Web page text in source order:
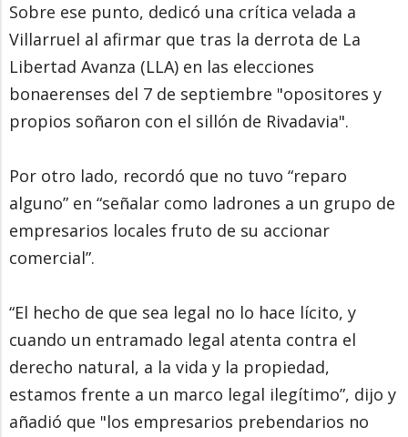
Sobre ese punto, dedicó una crítica velada a
Villarruel al afirmar que tras la derrota de La
Libertad Avanza (LLA) en las elecciones
bonaerenses del 7 de septiembre "opositores y
propios soñaron con el sillón de Rivadavia".
Por otro lado, recordó que no tuvo “reparo
alguno” en “señalar como ladrones a un grupo de
empresarios locales fruto de su accionar
comercial”.
“El hecho de que sea legal no lo hace lícito, y
cuando un entramado legal atenta contra el
derecho natural, a la vida y la propiedad,
estamos frente a un marco legal ilegítimo”, dijo y
añadió que "los empresarios prebendarios no